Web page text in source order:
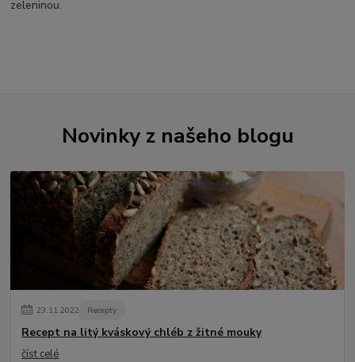
zeleninou.
Novinky z našeho blogu
23.11.2022 Recepty
Recept na litý kváskový chléb z žitné mouky
číst celé